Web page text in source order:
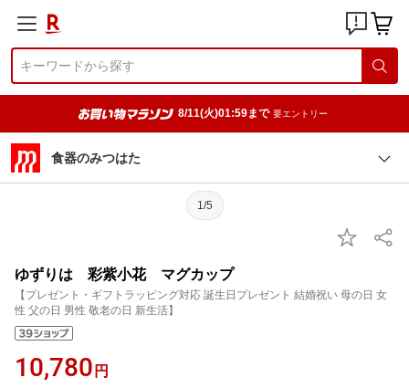
8/11(火)01:59まで 要エントリー
食器のみつはた
1/5
ゆずりは 彩紫小花 マグカップ
【プレゼント・ギフトラッピング対応 誕生日プレゼント 結婚祝い 母の日 女
性 父の日 男性 敬老の日 新生活】
10,780 円